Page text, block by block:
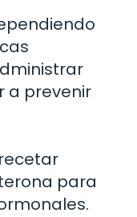
a prevenir
para